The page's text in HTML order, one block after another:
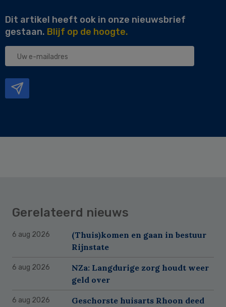
Dit artikel heeft ook in onze nieuwsbrief
gestaan. Blijf op de hoogte.
Uw
Gerelateerd nieuws
6 aug 2026
(Thuis)komen en gaan in bestuur
Rijnstate
6 aug 2026
NZa: Langdurige zorg houdt weer
geld over
6 aug 2026
Geschorste huisarts Rhoon deed